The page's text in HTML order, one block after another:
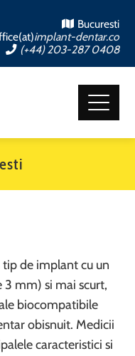
Bucuresti
implant-dentar.co
(+44) 203-287 0408
de implant cu un
mm) si mai scurt,
biocompatibile
obisnuit. Medicii
caracteristici si